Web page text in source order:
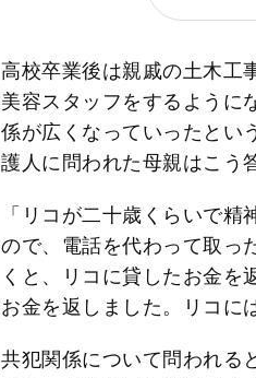
高校卒業後は親戚の土木工
美容スタッフをするように
係が広くなっていったとい
護人に問われた母親はこう
「リコが二十歳くらいで
ので、電話を代わって取っ
くと、リコに貸したお金を
お金を返しました。リコに
共犯関係について問われる